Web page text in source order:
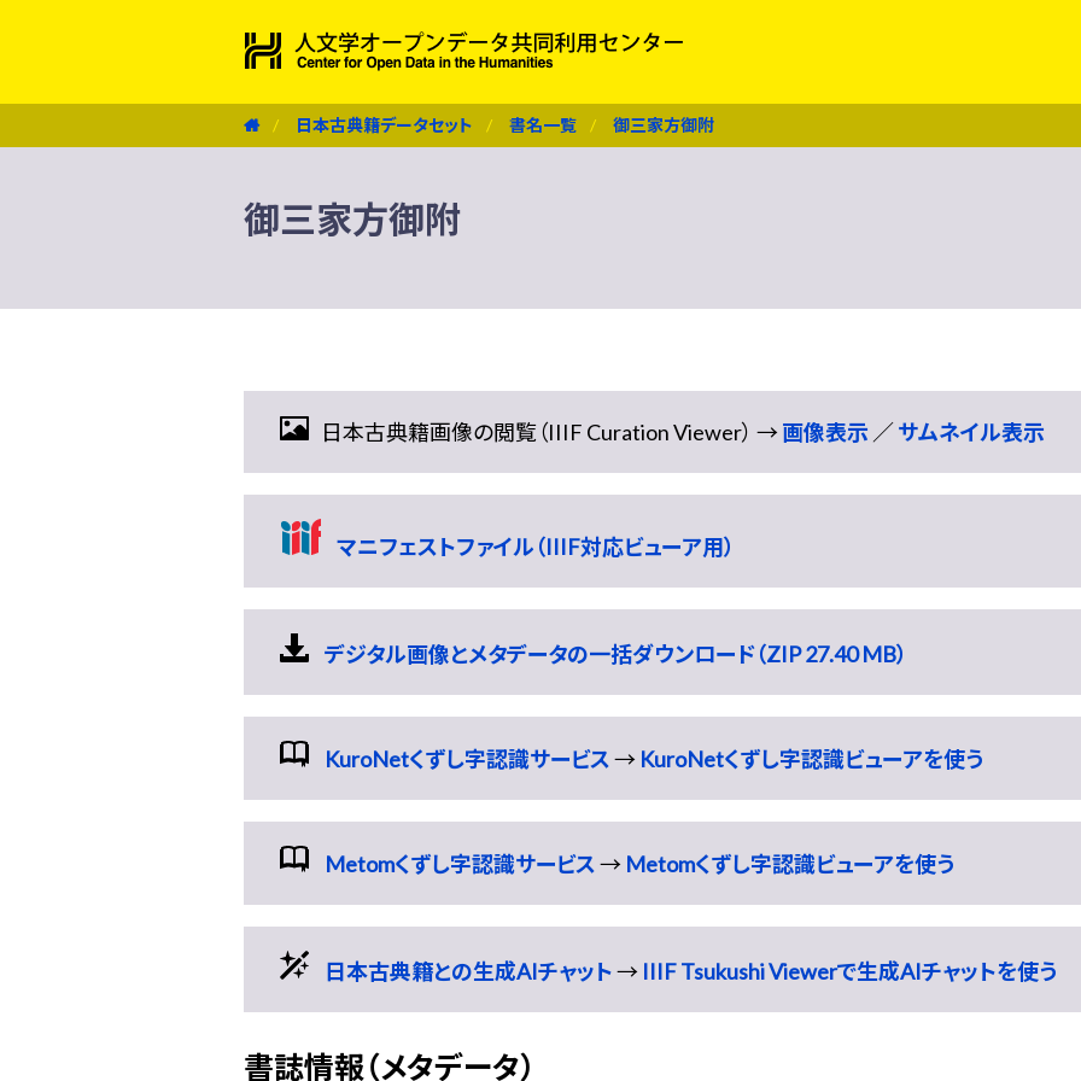
日本古典籍データセット 書名一覧 御三家方御附
御三家方御附
日本古典籍画像の閲覧（IIIF Curation Viewer） →画像表示 ／サムネイル表示
マニフェストファイル（IIIF対応ビューア用）
デジタル画像とメタデータの一括ダウンロード（ZIP 27.40 MB）
KuroNetくずし字認識サービス→ KuroNetくずし字認識ビューアを使う
Metomくずし字認識サービス→ Metomくずし字認識ビューアを使う
日本古典籍との生成AIチャット→ IIIF Tsukushi Viewerで生成AIチャットを使う
書誌情報（メタデータ）